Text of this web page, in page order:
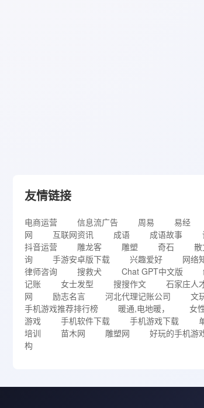
友情链接
电商运营 信息流广告 周易 易经
网
互联网资讯 成语 成语故事
抖音运营
雕龙客 雕塑 奇石
询
手游安卓版下载 兴趣爱好 网络
律师咨询
搜救犬 Chat GPT中文版
记账
女士发型 搜搜作文 石家庄人
网
励志名言 河北代理记账公司 文
手机游戏推荐排行榜
暖通,电地暖， 女
游戏
手机软件下载 手机游戏下载
培训
苗木网 雕塑网 好玩的手机游
构